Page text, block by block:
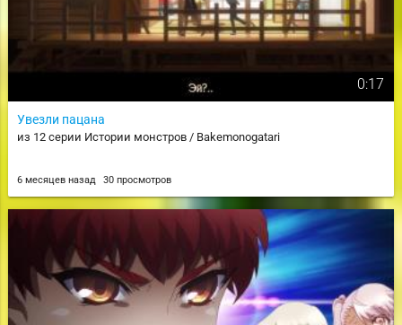
0:17
Увезли пацана
из 12 серии Истории монстров / Bakemonogatari
6 месяцев назад 30 просмотров